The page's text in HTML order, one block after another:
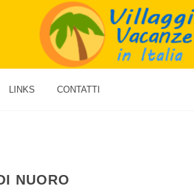
LINKS CONTATTI
NUORO